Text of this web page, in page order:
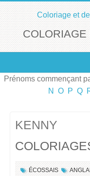
Coloriage et
Top 100 des Prénoms
Prénoms commençant
N
O P Q
KENNY
ÉCOSSAIS